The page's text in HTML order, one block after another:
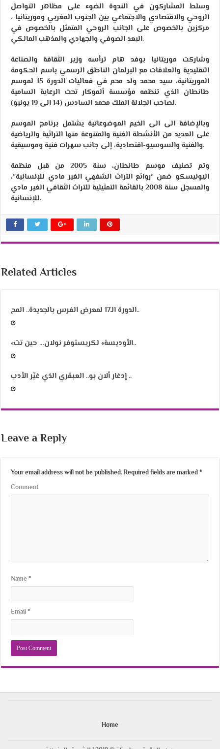
وسلط المشاركون في الندوة الضوء على مظاهر التواصل
الروحي والاقتصادي والاجتماعي بين الجنوب المغربي وموريتانيا ،
مركزين بالخصوص على الجانب الروحي المتمثل بالخصوص في
البعد الصوفي والجهادي والمذهب المالكي.
وشاركت موريتانيا بوفد هام ترأسه وزير الثقافة والصناعة
التقليدية والعلاقات مع البرلمان الناطق الرسمي باسم الحكومة
الموريتانية، سيد محمد ولد محم في فعاليات الدورة 15 لموسم
طانطان الذي تنظمه مؤسسة ألموكار تحت الرعاية السامية
لصاحب الجلالة الملك محمد السادس (14 الى 19 يونيو).
وبالإضافة الى الى الخيم الموضوعاتية يشتمل برنامج الموسم
على العديد من الأنشطة الغنية والمتنوعة منها التراثية والرياضية
والفنية والسوسيو-اقتصادية، إلى جانب سهرات فنية وموسيقية.
وتم تصنيف موسم طانطان، سنة 2005 من قبل منظمة
اليونيسكو ضمن “روائع التراث الشفهي الغير مادي للإنسانية”،
والمسجل سنة 2008 بالقائمة التمثيلية للتراث الثقافي الغير مادي
للإنسانية.
Related Articles
الدورة الـ17 لمعرض الفرس بالجديدة.. المح..
«الأوديسة» لكريستوفر نولان… حين تت..
إدغار ألان بو.. العبقري الذي غيّر الأدب ..
Leave a Reply
Your email address will not be published. Required fields are marked*
Comment
Name*
Email*
Home